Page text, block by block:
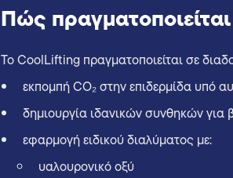
Πώς
Το CoolLifting πραγματοποιείται σε
εκπομπή CO₂ στην επιδερμίδα υπό
δημιουργία ιδανικών συνθηκών
εφαρμογή ειδικού διαλύματος με:
υαλουρονικό οξύ